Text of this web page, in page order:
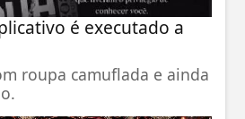
é executado a
roupa camuflada e ainda